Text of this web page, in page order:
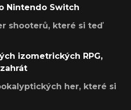
Nintendo Switch
shooterů, které si teď
izometrických RPG,
her, které si